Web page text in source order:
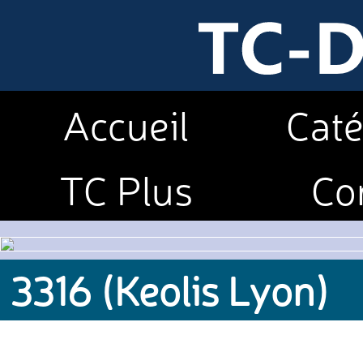
Accueil
TC Plus
3316 (Keolis Lyon)